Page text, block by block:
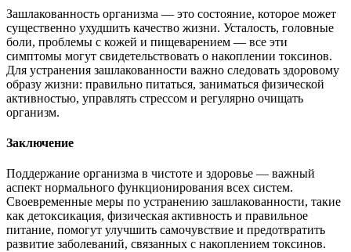
Зашлакованность организма — это состояние, которое может
существенно ухудшить качество жизни. Усталость, головные
боли, проблемы с кожей и пищеварением — все эти
симптомы могут свидетельствовать о накоплении токсинов.
Для устранения зашлакованности важно следовать здоровому
образу жизни: правильно питаться, заниматься физической
активностью, управлять стрессом и регулярно очищать
организм.
Заключение
Поддержание организма в чистоте и здоровье — важный
аспект нормального функционирования всех систем.
Своевременные меры по устранению зашлакованности, такие
как детоксикация, физическая активность и правильное
питание, помогут улучшить самочувствие и предотвратить
развитие заболеваний, связанных с накоплением токсинов.